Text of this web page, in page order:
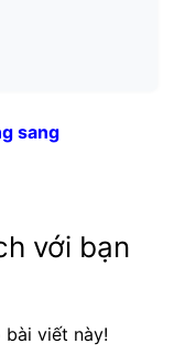
sang
với bạn
bài viết này!